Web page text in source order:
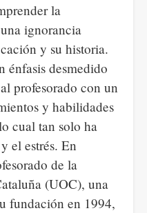
la
ignorancia
y su historia.
énfasis desmedido
profesorado con un
y habilidades
cual tan solo ha
el estrés. En
de la
(UOC), una
fundación en 1994,